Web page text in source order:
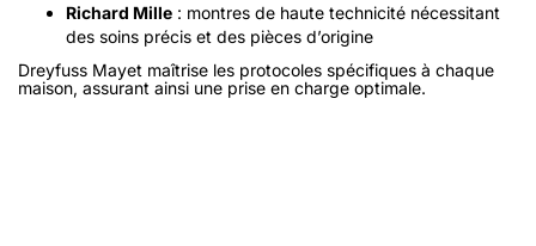
Richard Mille : montres de haute technicité nécessitant
des soins précis et des pièces d’origine
Dreyfuss Mayet maîtrise les protocoles spécifiques à chaque
maison, assurant ainsi une prise en charge optimale.